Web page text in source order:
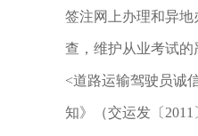
签注网上办理和异
查，维护从业考试
<道路运输驾驶员诚
知》（交运发〔